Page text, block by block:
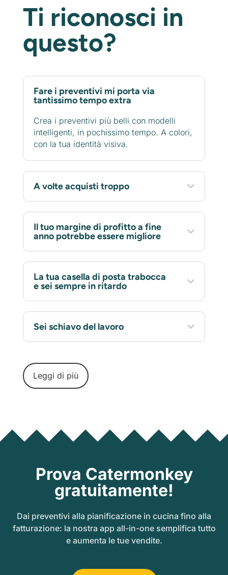
Ti riconosci in
questo?
Fare i preventivi mi porta via
tantissimo tempo extra
Crea i preventivi più belli con modelli
intelligenti, in pochissimo tempo. A colori,
con la tua identità visiva.
A volte acquisti troppo
Il tuo margine di profitto a fine
anno potrebbe essere migliore
La tua casella di posta trabocca
e sei sempre in ritardo
Sei schiavo del lavoro
Leggi di più
Prova Catermonkey
gratuitamente!
Dai preventivi alla pianificazione in cucina fino alla
fatturazione: la nostra app all-in-one semplifica tutto
e aumenta le tue vendite.